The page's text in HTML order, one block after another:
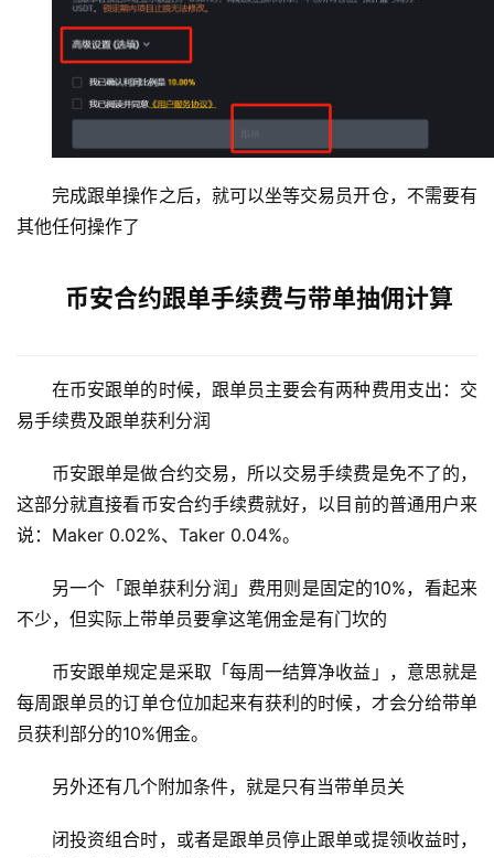
圈
新
闻
行
情
币
完成跟单操作之后，就可以坐等交易员开仓，不需要有
其他任何操作了
币安合约跟单手续费与带单抽佣计算
在币安跟单的时候，跟单员主要会有两种费用支出：交
易手续费及跟单获利分润
币安跟单是做合约交易，所以交易手续费是免不了的，
这部分就直接看币安合约手续费就好，以目前的普通用户来
说：Maker 0.02%、Taker 0.04%。
另一个「跟单获利分润」费用则是固定的10%，看起来
不少，但实际上带单员要拿这笔佣金是有门坎的
币安跟单规定是采取「每周一结算净收益」，意思就是
每周跟单员的订单仓位加起来有获利的时候，才会分给带单
员获利部分的10%佣金。
另外还有几个附加条件，就是只有当带单员关
闭投资组合时，或者是跟单员停止跟单或提领收益时，